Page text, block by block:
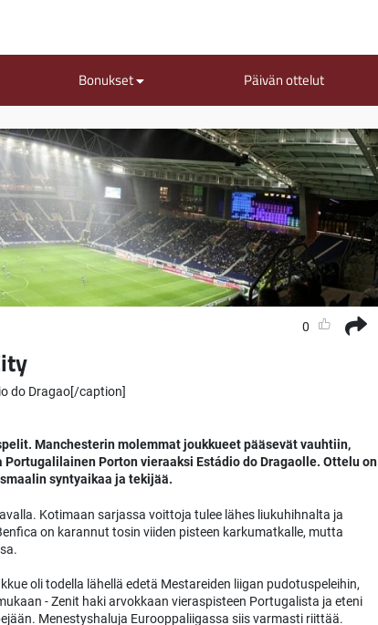
Bonukset Päivän ottelut
0
do Dragao[/caption]
Manchesterin molemmat joukkueet pääsevät vauhtiin,
Porton vieraaksi Estádio do Dragaolle. Ottelu on
syntyaikaa ja tekijää.
Kotimaan sarjassa voittoja tulee lähes liukuhihnalta ja
on karannut tosin viiden pisteen karkumatkalle, mutta
oli todella lähellä edetä Mestareiden liigan pudotuspeleihin,
- Zenit haki arvokkaan vieraspisteen Portugalista ja eteni
Menestyshaluja Eurooppaliigassa siis varmasti riittää.